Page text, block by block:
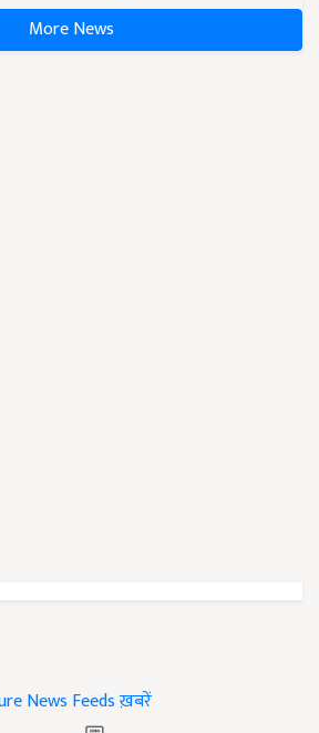
More News
ख़बरें